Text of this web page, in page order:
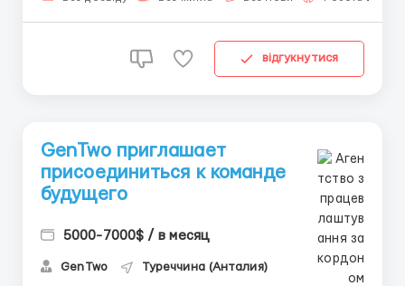
відгукнутися
GenTwo приглашает
присоединиться к команде
будущего
5000-7000$ / в месяц
GenTwo Туреччина (Анталия)